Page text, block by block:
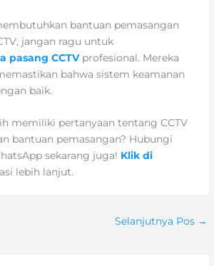
bantuan pemasangan
jangan ragu untuk
pasang CCTVprofesional. Mereka
bahwa sistem keamanan
baik.
memiliki pertanyaan tentang CCTV
bantuan pemasangan? Hubungi
sekarang juga! Klik di
lebih lanjut.
Selanjutnya Pos →